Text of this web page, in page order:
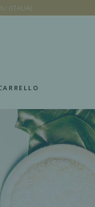
(ITALIA)